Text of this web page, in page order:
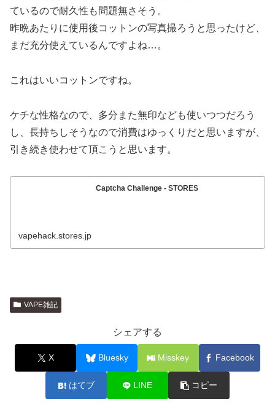
ているので耐久性も問題無さそう。
昨晩あたりに使用後コットンの写真撮ろうと思ったけど、
まだ充分使えているんですよね…。
これはいいコットンですね。
ケチな性格なので、多分また無印なども使いつつだろう
し、長持ちしそうなので消費はゆっくりだと思いますが、
引き続き使わせて頂こうと思います。
Captcha Challenge - STORES
vapehack.stores.jp
VAPE雑記
シェアする
X Bluesky Misskey Facebook
はてブ LINE コピー